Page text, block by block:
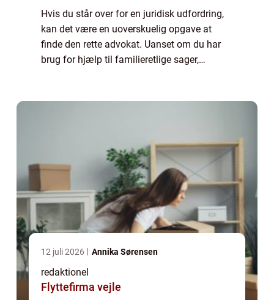
Hvis du står over for en juridisk udfordring,
kan det være en uoverskuelig opgave at
finde den rette advokat. Uanset om du har
brug for hjælp til familieretlige sager,
12 juli 2026 Annika Sørensen
redaktionel
Flyttefirma vejle